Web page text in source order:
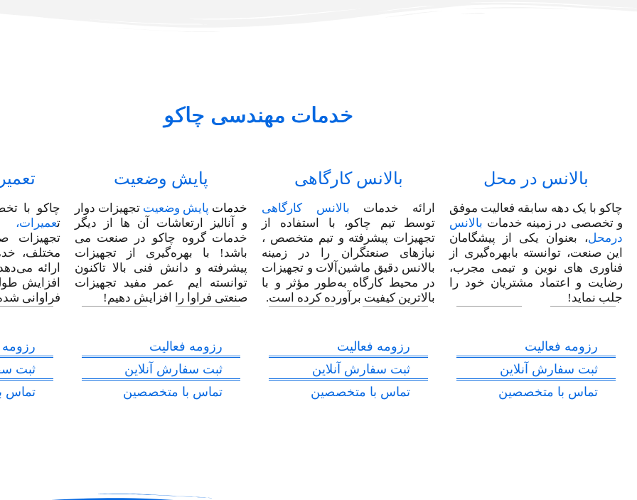
خدمات مهندسی چاکو
چاکو با
تعمیرات،
تجهیزات
مختلف،
ارائه
افزایش
فراوانی
رزومه
ثبت
تماس
پایش وضعیت
خدمات پایش وضعیت تجهیزات دوار
و آنالیز ارتعاشات آن ها از دیگر
خدمات گروه چاکو در صنعت می
باشد! با بهره‌گیری از تجهیزات
پیشرفته و دانش فنی بالا تاکنون
توانسته ایم عمر مفید تجهیزات
صنعتی فراوا را افزایش دهیم!
رزومه فعالیت
ثبت سفارش آنلاین
تماس با متخصصین
بالانس کارگاهی
ارائه خدمات بالانس کارگاهی
توسط تیم چاکو، با استفاده از
تجهیزات پیشرفته و تیم متخصص ،
نیازهای صنعتگران را در زمینه
بالانس دقیق ماشین‌آلات و تجهیزات
در محیط کارگاه به‌طور مؤثر و با
بالاترین کیفیت برآورده کرده است.
رزومه فعالیت
ثبت سفارش آنلاین
تماس با متخصصین
بالانس در محل
چاکو با یک دهه سابقه‌ فعالیت موفق
و تخصصی در زمینه خدمات بالانس
درمحل، بعنوان یکی از پیشگامان
این صنعت، توانسته بابهره‌گیری از
فناوری های نوین و تیمی مجرب،
رضایت و اعتماد مشتریان خود را
جلب نماید!
رزومه فعالیت
ثبت سفارش آنلاین
تماس با متخصصین